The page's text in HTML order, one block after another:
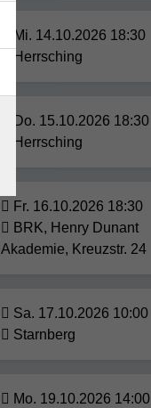
Mi. 14.10.2026 18:30
Herrsching
Do. 15.10.2026 18:30
Herrsching
Fr. 16.10.2026 18:30
BRK, Henry Dunant
Akademie, Kreuzstr. 24
Sa. 17.10.2026 10:00
Starnberg
Mo. 19.10.2026 14:00